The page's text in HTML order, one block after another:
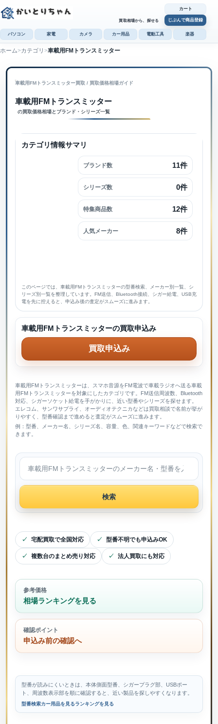
買取相場から、探せる
カート
じぶんで商品登録
パソコン 家電 カメラ カー用品 電動工具 楽器
ホーム カテゴリ 車載用FMトランスミッター
車載用FMトランスミッター買取 / 買取価格相場ガイド
車載用FMトランスミッター
の買取価格相場とブランド・シリーズ一覧
車載用FMトランスミッターは、スマホ音源をFM電波で車載ラジオへ送る車載
用FMトランスミッターを対象にしたカテゴリです。FM送信周波数、Bluetooth
対応、シガーソケット給電を手がかりに、近い型番やシリーズを探せます。
エレコム、サンワサプライ、オーディオテクニカなどは買取相談で名前が挙が
りやすく、型番確認まで進めると査定がスムーズに進みます。
例：型番、メーカー名、シリーズ名、容量、色、関連キーワードなどで検索で
きます。
車載用FMトランスミッター内で検索
検索
宅配買取で全国対応 型番不明でも申込みOK
複数台のまとめ売り対応 法人買取にも対応
参考価格
相場ランキングを見る
確認ポイント
申込み前の確認へ
型番が読みにくいときは、本体側面型番、シガープラグ部、USBポー
ト、周波数表示部を順に確認すると、近い製品を探しやすくなります。
型番検索カー用品を見るランキングを見る
カテゴリ情報サマリ
ブランド数 11件
シリーズ数 0件
特集商品数 12件
人気メーカー 8件
このページでは、車載用FMトランスミッターの型番検索、メーカー別一覧、シ
リーズ別一覧を整理しています。FM送信、Bluetooth接続、シガー給電、USB充
電を先に控えると、申込み後の査定がスムーズに進みます。
車載用FMトランスミッターの買取申込み
買取申込み